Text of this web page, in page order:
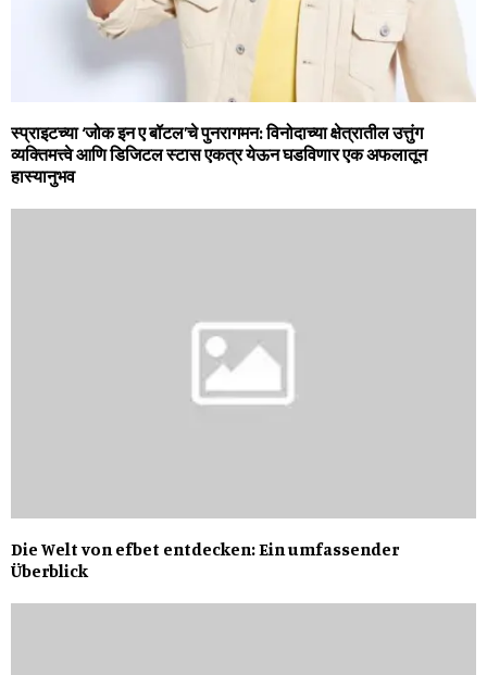
स्प्राइटच्या ‘जोक इन ए बॉटल’चे पुनरागमन: विनोदाच्या क्षेत्रातील उत्तुंग
व्यक्तिमत्त्वे आणि डिजिटल स्टास एकत्र येऊन घडविणार एक अफलातून
हास्यानुभव
Die Welt von efbet entdecken: Ein umfassender
Überblick